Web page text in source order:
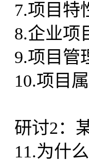
7.项目特
8.企业项
9.项目管
10.项目
研讨2：
11.为什